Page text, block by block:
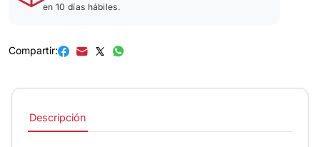
en 10 días hábiles.
Compartir:
Descripción